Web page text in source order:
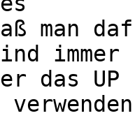
man
immer
das UP